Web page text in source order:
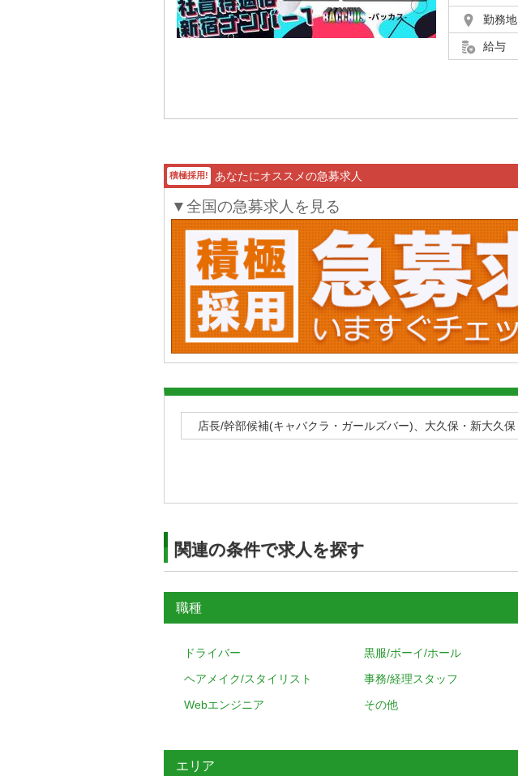
勤務地
給与
積極採用! あなたにオススメの急募求人
▼全国の急募求人を見る
店長/幹部候補(キャバクラ・ガールズバー)、大久保・新大久保
関連の条件で求人を探す
職種
ドライバー 黒服/ボーイ/ホール
ヘアメイク/スタイリスト
事務/経理スタッフ
Webエンジニア
その他
エリア